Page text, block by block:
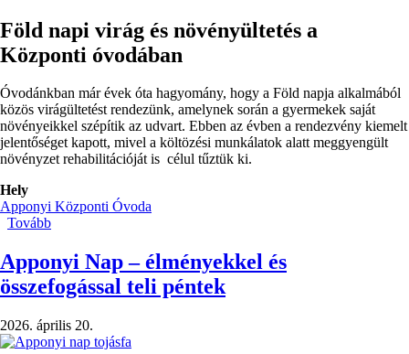
Föld napi virág és növényültetés a
Központi óvodában
Óvodánkban már évek óta hagyomány, hogy a Föld napja alkalmából
közös virágültetést rendezünk, amelynek során a gyermekek saját
növényeikkel szépítik az udvart. Ebben az évben a rendezvény kiemelt
jelentőséget kapott, mivel a költözési munkálatok alatt meggyengült
növényzet rehabilitációját is célul tűztük ki.
Hely
Apponyi Központi Óvoda
Tovább
2026)
Apponyi Nap – élményekkel és
összefogással teli péntek
2026. április 20.